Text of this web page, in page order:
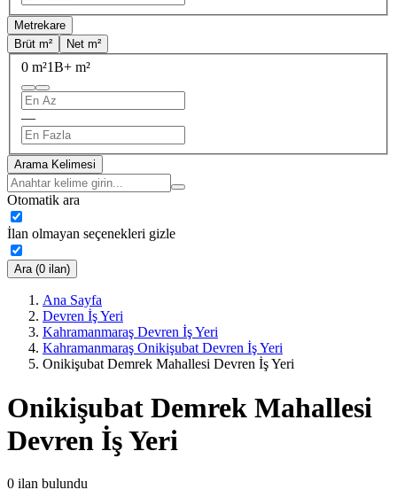
Metrekare
Brüt m²
Net m²
0 m²1B+ m²
—
Arama Kelimesi
Otomatik ara
İlan olmayan seçenekleri gizle
Ara (0 ilan)
Ana Sayfa
Devren İş Yeri
Kahramanmaraş Devren İş Yeri
Kahramanmaraş Onikişubat Devren İş Yeri
Onikişubat Demrek Mahallesi Devren İş Yeri
Onikişubat Demrek Mahallesi
Devren İş Yeri
0 ilan bulundu